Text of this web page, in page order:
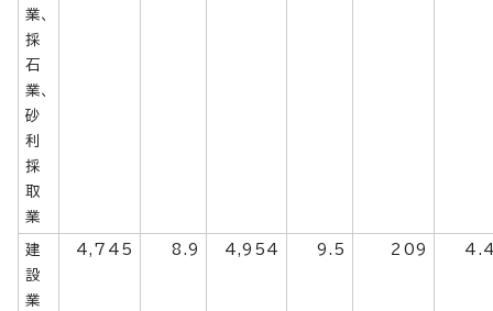
業、
採
石
業、
砂
利
採
取
業
建
設
業
4,745 8.9 4,954 9.5 209